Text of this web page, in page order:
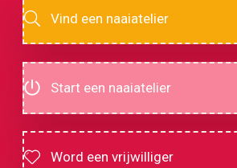
Vind een naaiatelier
Start een naaiatelier
Word een vrijwilliger